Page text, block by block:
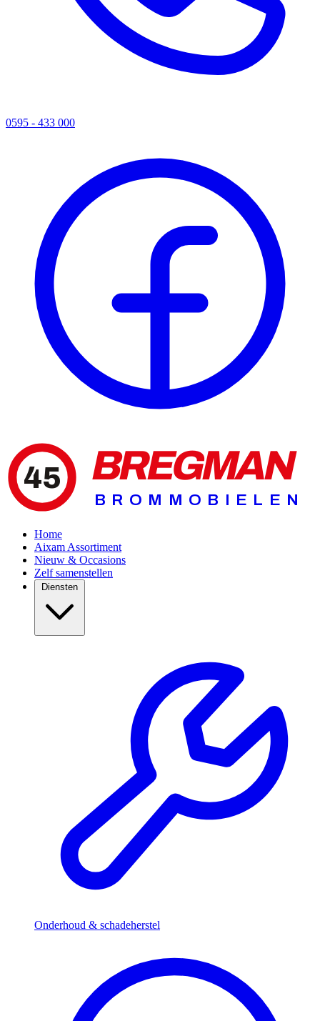
0595 - 433 000
45 BREGMAN
BROMMOBIELEN
Home
Aixam Assortiment
Nieuw & Occasions
Zelf samenstellen
Diensten
Onderhoud & schadeherstel